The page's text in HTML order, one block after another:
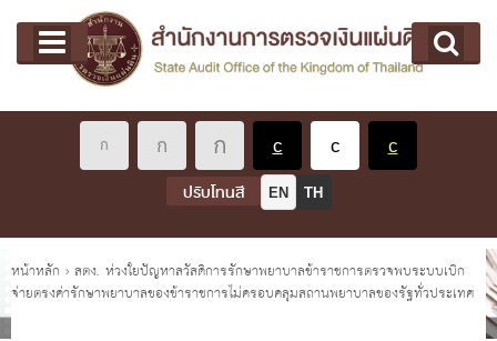
Main menu
หน้าแรก
เกี่ยวกับ คตง.
นโยบายการตรวจเงินแผ่นดิน
หลักเกณฑ์มาตรฐานเกี่ยวกับการตรวจเงินแผ่นดิน
ผู้ว่าการตรวจเงินแผ่นดิน
การบริหารและพัฒนาทรัพยากรบุคคล
ปรับโทนสี EN TH
คุณอยู่ที่
หน้าหลัก › สตง. ห่วงใยปัญหาสวัสดิการรักษาพยาบาลข้าราชการตรวจพบระบบเบิก
จ่ายตรงค่ารักษาพยาบาลของข้าราชการไม่ครอบคลุมสถานพยาบาลของรัฐทั่วประเทศ